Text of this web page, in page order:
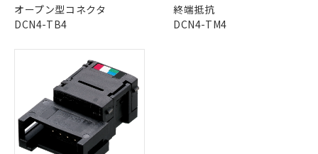
オープン型コネクタ
DCN4-TB4
終端抵抗
DCN4-TM4
ご相談ください。
オムロン制御機器販売店や当社販売拠
点は「販売ネットワーク
ください。
在庫状況および標準価格結果を当社の
事前の承諾なく第三者に漏洩または開
示しないようお願いします。
マイパーツ機能（部品リスト作成サー
ビス）をご利用いただくには、I-Web
メンバーズにご登録されている必要が
但し、RoHS指令で産業用監視および制御機器に対する
適用除外項目は除く。
※2 対応予定月
部品在庫の切り替え状況などにより、予定
月が前後することがあります。
ル) : 1000ppm、
DEHP(フタル酸ビス(2-エチルヘキシル)) : 1000ppm
※2 環境保護使用期限
「ｅ」：有害物質（10物質）のすべてが基
準値以下であることを示します。
「10」：通常の使用状況下において有害物
質が外部に漏えいし、環境に深刻な影響を
及ぼさない年数を意味します。
当社は貴社製品を、核兵器、ミサイ
ル、化学兵器、生物兵器またはその他
使用いたしません。
当社は、貴社製品を第三者に販売する
場合は、上記1、2および3の内容を当
該第三者に通知します。また当社は、
販売先および販売に係わる関係者が違
法に輸出するおそれがある場合は、取
り引きをいたしません。
在庫なし(最新の在庫状況につ
機器販売店・当社販売員にご確
認ください)
空
白
受注生産機種、また在庫状況の
情報を公開していない機種